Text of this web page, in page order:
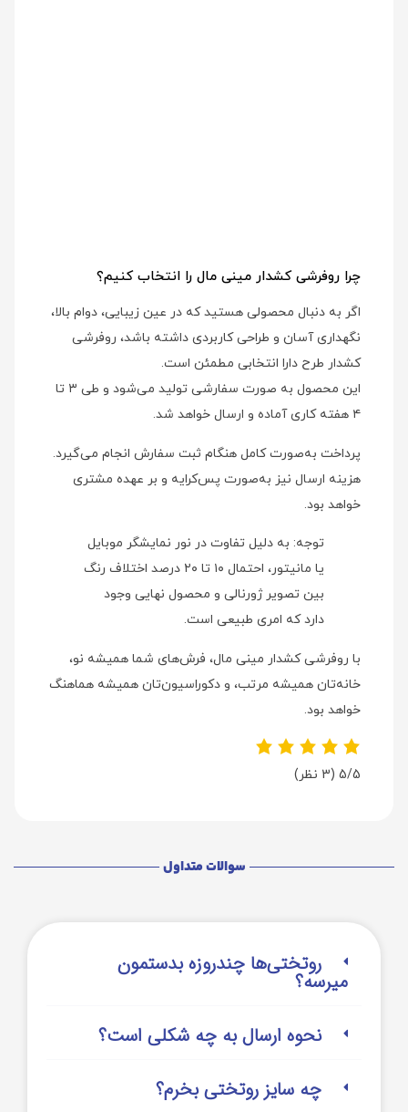
چرا روفرشی کشدار مینی‌ مال را انتخاب کنیم؟
اگر به دنبال محصولی هستید که در عین زیبایی، دوام بالا،
نگهداری آسان و طراحی کاربردی داشته باشد، روفرشی
کشدار طرح دارا انتخابی مطمئن است.
این محصول به صورت سفارشی تولید می‌شود و طی ۳ تا
۴ هفته کاری آماده و ارسال خواهد شد.
پرداخت به‌صورت کامل هنگام ثبت سفارش انجام می‌گیرد.
هزینه ارسال نیز به‌صورت پس‌کرایه و بر عهده مشتری
خواهد بود.
توجه: به دلیل تفاوت در نور نمایشگر موبایل
یا مانیتور، احتمال ۱۰ تا ۲۰ درصد اختلاف رنگ
بین تصویر ژورنالی و محصول نهایی وجود
دارد که امری طبیعی است.
با روفرشی کشدار مینی‌ مال، فرش‌های شما همیشه نو،
خانه‌تان همیشه مرتب، و دکوراسیون‌تان همیشه هماهنگ
خواهد بود.
5/5 (3 نظر)
سوالات متداول
روتختی‌‌ها چندروزه بدستمون
میرسه؟
نحوه ارسال به چه شکلی است؟
چه سایز روتختی بخرم؟